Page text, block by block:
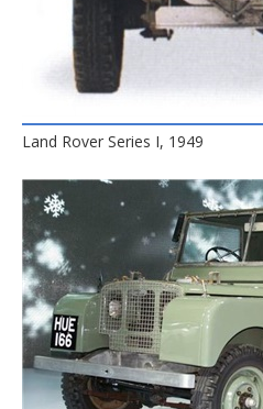
Land Rover Series I, 1949